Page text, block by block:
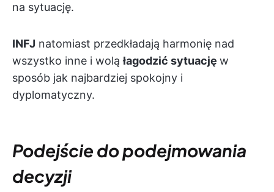
na sytuację.
INFJ natomiast przedkładają harmonię nad
wszystko inne i woląłagodzić sytuację w
sposób jak najbardziej spokojny i
dyplomatyczny.
Podejście do podejmowania
decyzji